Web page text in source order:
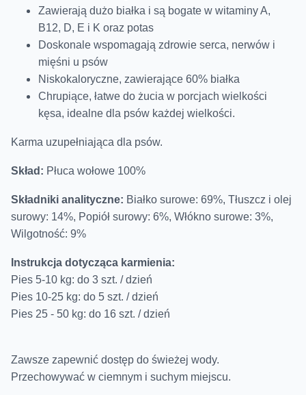
Zawierają dużo białka i są bogate w witaminy A,
B12, D, E i K oraz potas
Doskonale wspomagają zdrowie serca, nerwów i
mięśni u psów
Niskokaloryczne, zawierające 60% białka
Chrupiące, łatwe do żucia w porcjach wielkości
kęsa, idealne dla psów każdej wielkości.
Karma uzupełniająca dla psów.
Skład: Płuca wołowe 100%
Składniki analityczne: Białko surowe: 69%, Tłuszcz i olej
surowy: 14%, Popiół surowy: 6%, Włókno surowe: 3%,
Wilgotność: 9%
Instrukcja dotycząca karmienia:
Pies 5-10 kg: do 3 szt. / dzień
Pies 10-25 kg: do 5 szt. / dzień
Pies 25 - 50 kg: do 16 szt. / dzień
Zawsze zapewnić dostęp do świeżej wody.
Przechowywać w ciemnym i suchym miejscu.